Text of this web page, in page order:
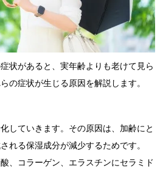
状があると、実年齢よりも老けて見ら
の症状が生じる原因を解説します。
していきます。その原因は、加齢にと
れる保湿成分が減少するためです。
、コラーゲン、エラスチンにセラミド